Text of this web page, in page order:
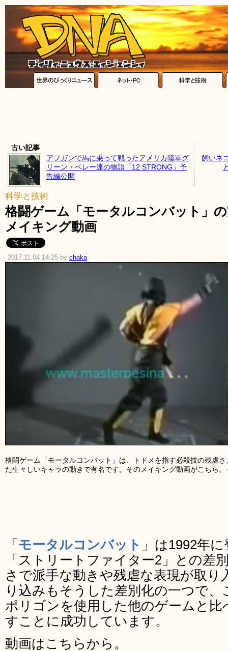
古い記事
アフガンで馬に乗って戦ったアメリカ陸軍グ
リーン・ベレー達の物語「12 STRONG」予
告編公開
飼いネ
科学と技術
格闘ゲーム「モータルコンバット」
メイキング動画
2017.11.04 14:25 by chaka
格闘ゲーム「モータルコンバット」は、トドメを指す必殺技の残虐
た生々しいキャラの動きで有名です。そのメイキング動画がこちら
「 モータルコンバット 」は1992年
「ストリートファイター2」との差
さで派手な動きや残虐な表現が取り
り込みもそうした差別化の一つで
ポリゴンを使用した他のゲームと比
すことに成功しています。
動画はこちらから。